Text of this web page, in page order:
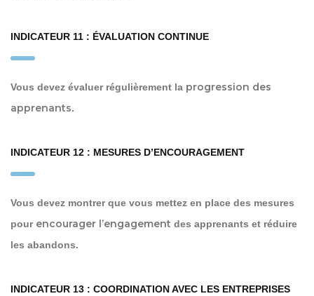
INDICATEUR 11 : ÉVALUATION CONTINUE
Vous devez évaluer régulièrement la progression des
apprenants.
INDICATEUR 12 : MESURES D’ENCOURAGEMENT
Vous devez montrer que vous mettez en place des mesures
pour encourager l’engagement des apprenants et réduire
les abandons.
INDICATEUR 13 : COORDINATION AVEC LES ENTREPRISES